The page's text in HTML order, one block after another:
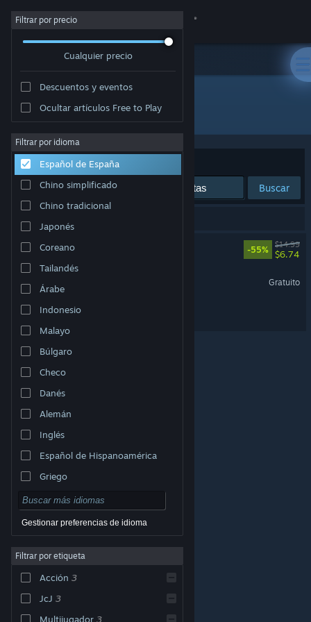
Iniciar sesión
Acerca de
Soporte
Cambiar idioma
Descargar Steam Mobile
Ver versión clásica
© Valve Corporation. Todos los derechos reservados.
respectivos dueños en EE. UU. y otros países.
Acuerdo de Suscriptor a Steam
Cookies
Filtrar por precio
Cualquier precio
Descuentos y eventos
Ocultar artículos Free to Play
Filtrar por idioma
Español de España
Chino simplificado
Chino tradicional
Japonés
Coreano
Tailandés
Árabe
Indonesio
Malayo
Búlgaro
Checo
Danés
Alemán
Inglés
Español de Hispanoamérica
Griego
Gestionar preferencias de idioma
Filtrar por etiqueta
Acción 3
JcJ 3
Multijugador 3
Desarrollador: RJ Arcade
Ordenar por Relevancia
Buscar
-55%
$14.99
$6.74
Gratuito